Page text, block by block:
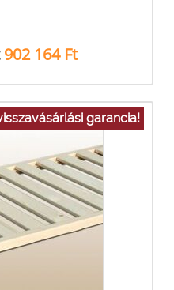
902 164 Ft
garancia!